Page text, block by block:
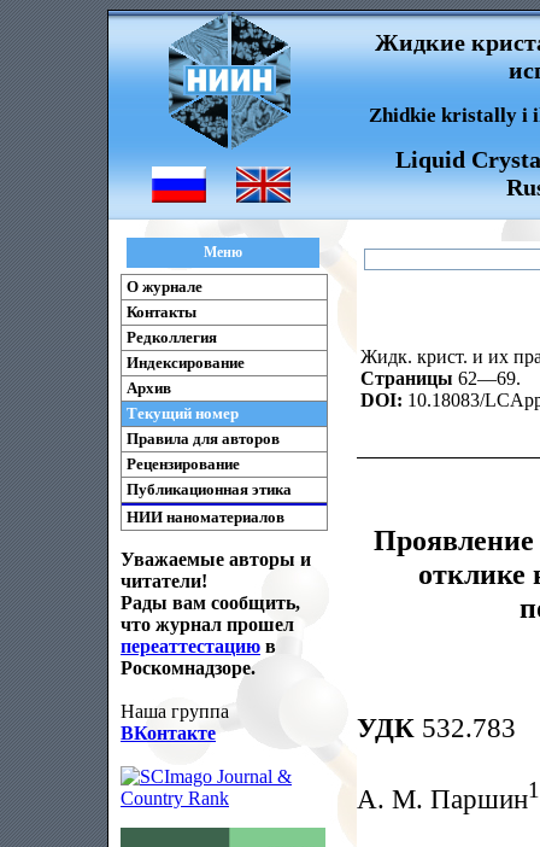
Жидкие
Zhidkie kristally i
Liquid
Меню
О журнале
Контакты
Редколлегия
Индексирование
Архив
Текущий номер
Правила для авторов
Рецензирование
Публикационная этика
НИИ наноматериалов
Уважаемые авторы и
читатели!
Рады вам сообщить,
что журнал прошел
переаттестацию в
Роскомнадзоре.
Наша группа
ВКонтакте
Жидк. крист. и их
Страницы 62—69.
DOI: 10.18083/
Проявление
отклике
УДК532.783
А. М. Паршин